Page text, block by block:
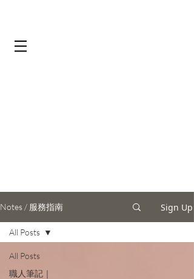
Notes / 服務指南 Sign Up
All Posts
職人筆記｜
All Posts